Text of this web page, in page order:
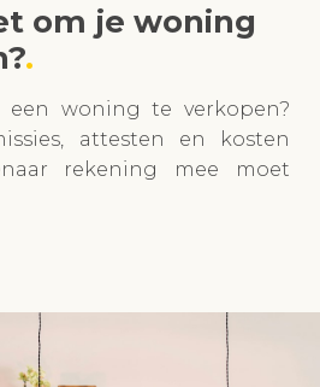
om je woning
woning te verkopen?
attesten en kosten
rekening mee moet